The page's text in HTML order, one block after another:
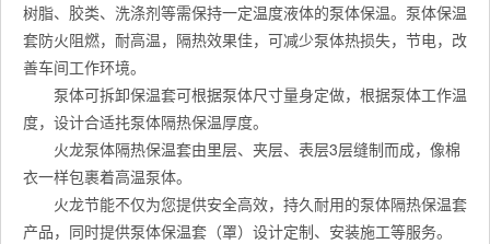
树脂、胶类、洗涤剂等需保持一定温度液体的泵体保温。泵体保温
套防火阻燃，耐高温，隔热效果佳，可减少泵体热损失，节电，改
善车间工作环境。
泵体可拆卸保温套可根据泵体尺寸量身定做，根据泵体工作温
度，设计合适扥泵体隔热保温厚度。
火龙泵体隔热保温套由里层、夹层、表层3层缝制而成，像棉
衣一样包裹着高温泵体。
火龙节能不仅为您提供安全高效，持久耐用的泵体隔热保温套
产品，同时提供泵体保温套（罩）设计定制、安装施工等服务。